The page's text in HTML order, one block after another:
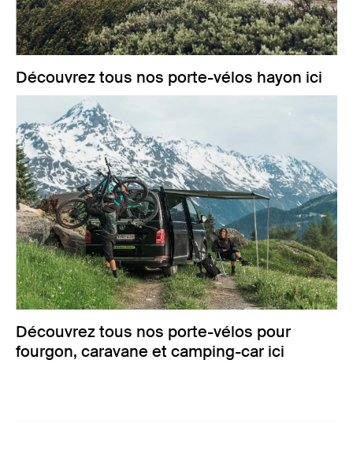
Découvrez tous nos porte-vélos hayon ici
Découvrez tous nos porte-vélos pour
fourgon, caravane et camping-car ici